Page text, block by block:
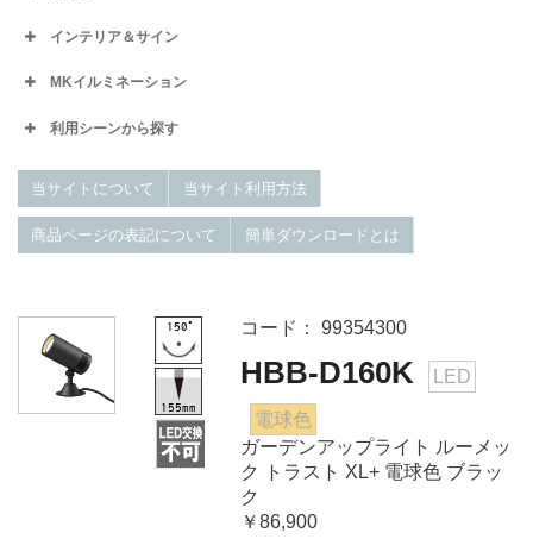
インテリア＆サイン
MKイルミネーション
利用シーンから探す
当サイトについて 当サイト利用方法
商品ページの表記について 簡単ダウンロードとは
コード： 99354300
HBB-D160K LED
電球色
ガーデンアップライト ルーメッ
ク トラスト XL+ 電球色 ブラッ
ク
￥86,900